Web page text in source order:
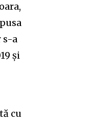
s-a
și
cu